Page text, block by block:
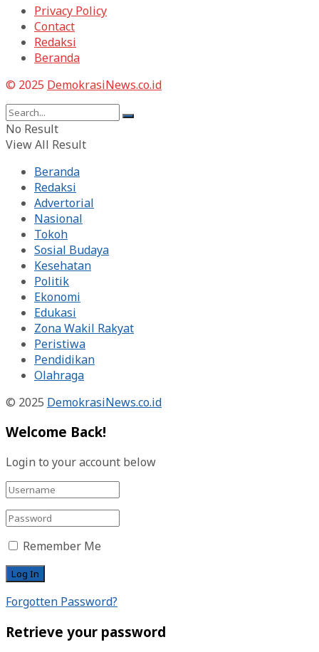
Privacy Policy
Contact
Redaksi
Beranda
© 2025 DemokrasiNews.co.id
No Result
View All Result
Beranda
Redaksi
Advertorial
Nasional
Tokoh
Sosial Budaya
Kesehatan
Politik
Ekonomi
Edukasi
Zona Wakil Rakyat
Peristiwa
Pendidikan
Olahraga
© 2025 DemokrasiNews.co.id
Welcome Back!
Login to your account below
Remember Me
Forgotten Password?
Retrieve your password